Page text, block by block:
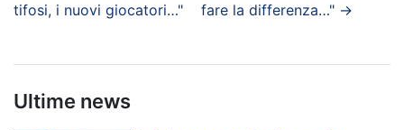
tifosi, i nuovi giocatori…"
fare la differenza…" →
Ultime news